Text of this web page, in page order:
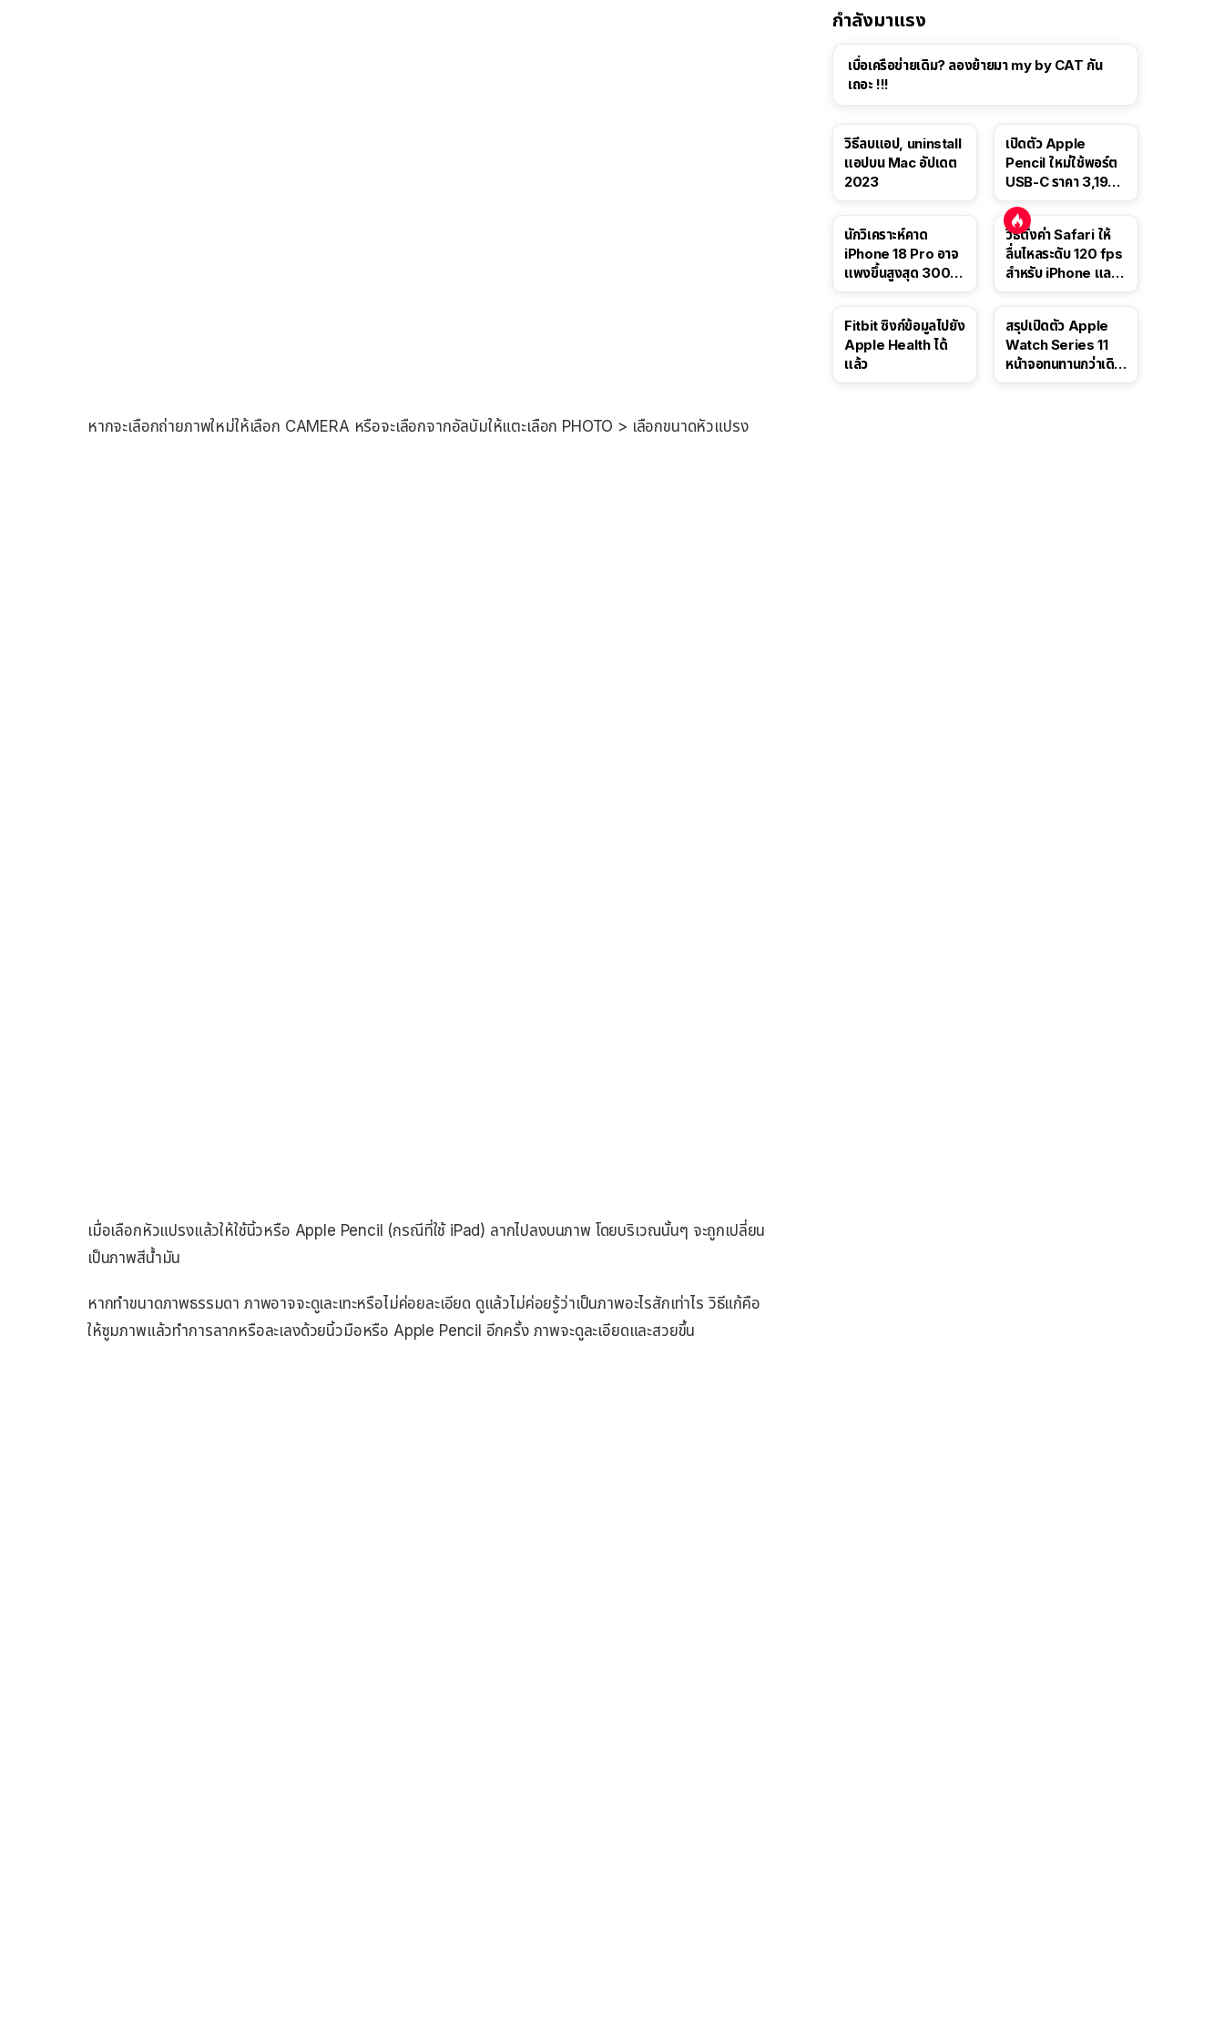
หากจะเลือกถ่ายภาพใหม่ให้เลือก CAMERA หรือจะเลือกจากอัลบัมให้แตะเลือก PHOTO > เลือกขนาดหัวแปรง
เมื่อเลือกหัวแปรงแล้วให้ใช้นิ้วหรือ Apple Pencil (กรณีที่ใช้ iPad) ลากไปลงบนภาพ โดยบริเวณนั้นๆ จะถูกเปลี่ยน
เป็นภาพสีน้ำมัน
หากทำขนาดภาพธรรมดา ภาพอาจจะดูเละเทะหรือไม่ค่อยละเอียด ดูแล้วไม่ค่อยรู้ว่าเป็นภาพอะไรสักเท่าไร วิธีแก้คือ
ให้ซูมภาพแล้วทำการลากหรือละเลงด้วยนิ้วมือหรือ Apple Pencil อีกครั้ง ภาพจะดูละเอียดและสวยขึ้น
กำลังมาแรง
เบื่อเครือข่ายเดิม? ลองย้ายมา my by CAT กัน
เถอะ !!!
วิธีลบแอป, uninstall
แอปบน Mac อัปเดต
2023
เปิดตัว Apple
Pencil ใหม่ใช้พอร์ต
USB-C ราคา 3,190
นี้
นักวิเคราะห์คาด
iPhone 18 Pro อาจ
แพงขึ้นสูงสุด 300
วิธีตั้งค่า Safari ให้
ลื่นไหลระดับ 120 fps
สำหรับ iPhone และ
Fitbit ซิงก์ข้อมูลไปยัง
Apple Health ได้
แล้ว
สรุปเปิดตัว Apple
Watch Series 11
หน้าจอทนทานกว่าเดิม